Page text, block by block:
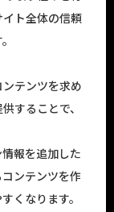
ト全体の信頼
テンツを求め
することで、
報を追加した
ンテンツを作
くなります。